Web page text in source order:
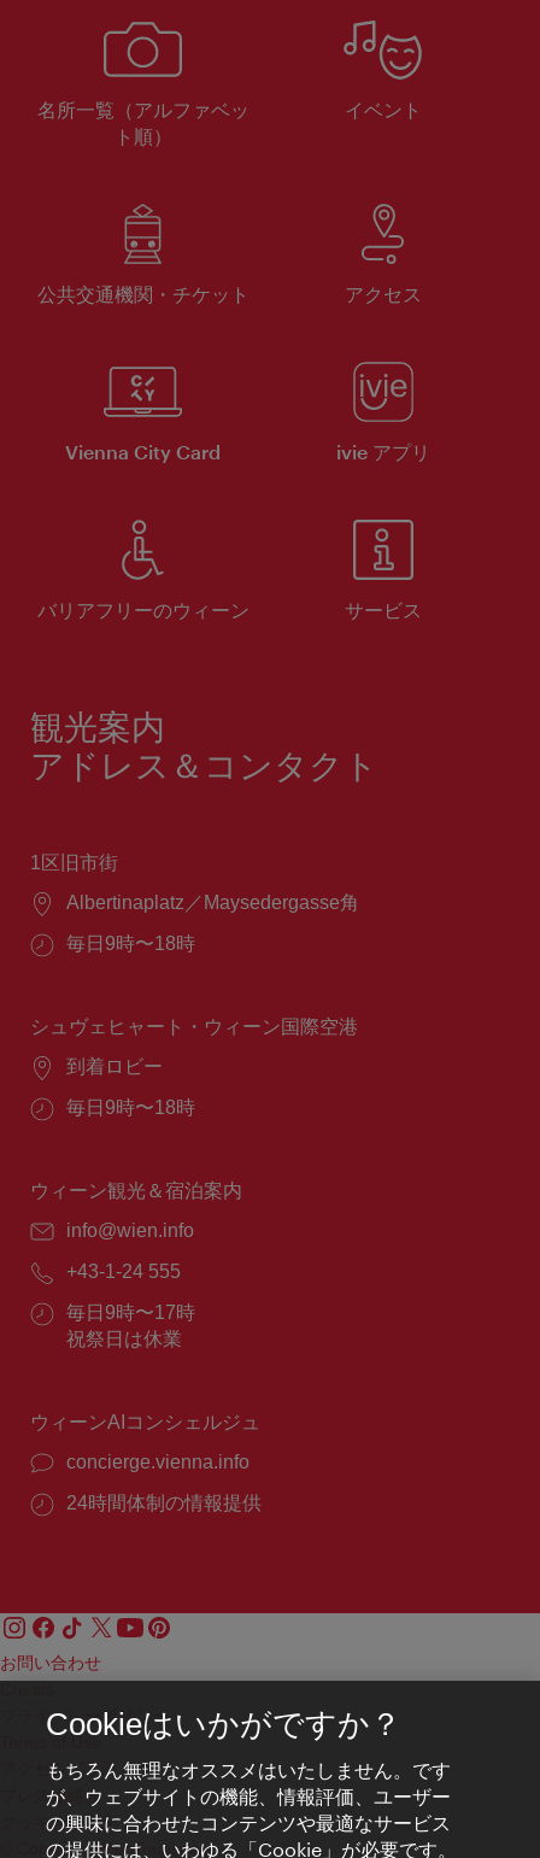
名所一覧（アルファベッ
ト順）
イベント
公共交通機関・チケット アクセス
Vienna City Card ivie アプリ
バリアフリーのウィーン サービス
観光案内
アドレス＆コンタクト
1区旧市街
場
Albertinaplatz／Maysedergasse角
営
間：
毎日9時〜18時
シュヴェヒャート・ウィーン国際空港
場
到着ロビー
営
間：
毎日9時〜18時
ウィーン観光＆宿泊案内
E
ー
ル：
info@wien.info
電
番
号：
+43-1-24 555
営
業
毎日9時〜17時
祝祭日は休業
ウィーンAIコンシェルジュ
concierge.vienna.info
24時間体制の情報提供
お問い合わせ
プライバシーポリシー
アクセシビリティ
プレス連絡先
クッキーの設定
© Copyright WienTourismus
Cookieはいかがですか？
もちろん無理なオススメはいたしません。です
が、ウェブサイトの機能、情報評価、ユーザー
の興味に合わせたコンテンツや最適なサービス
の提供には、いわゆる「Cookie」が必要です。